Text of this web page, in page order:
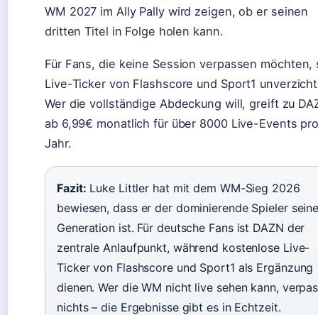
WM 2027 im Ally Pally wird zeigen, ob er seinen
dritten Titel in Folge holen kann.
Für Fans, die keine Session verpassen möchten,
Live-Ticker von Flashscore und Sport1
Wer die vollständige Abdeckung will, greift zu
ab 6,99€ monatlich für über 8000 Live-Events
Jahr.
Fazit: Luke Littler hat mit dem WM-Sieg 2026
bewiesen, dass er der dominierende Spieler
Generation ist. Für deutsche Fans ist DAZN der
zentrale Anlaufpunkt, während kostenlose Live-
Ticker von Flashscore und Sport1 als Ergänzung
dienen. Wer die WM nicht live sehen kann,
nichts – die Ergebnisse gibt es in Echtzeit.